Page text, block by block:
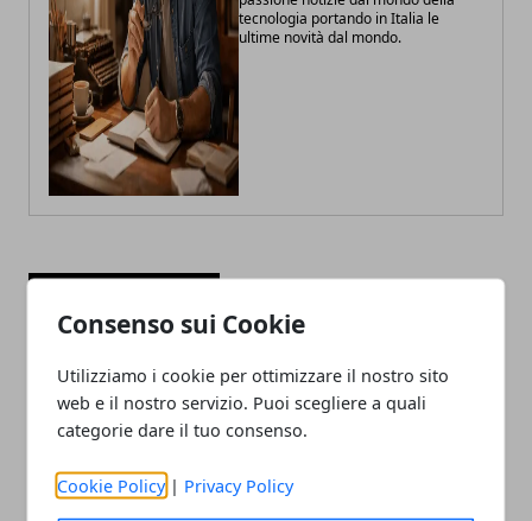
Consenso sui Cookie
Utilizziamo i cookie per ottimizzare il nostro sito
web e il nostro servizio. Puoi scegliere a quali
categorie dare il tuo consenso.
Cookie Policy | Privacy Policy
tecnologia portando in Italia le
ultime novità dal mondo.